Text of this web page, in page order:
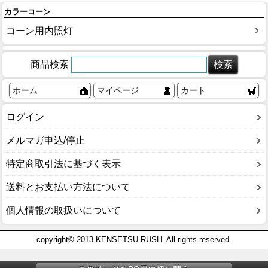
カラーコーン
コーン用内照灯
商品検索
ホーム マイページ カート
ログイン
メルマガ申込/停止
特定商取引法に基づく表示
送料とお支払い方法について
個人情報の取扱いについて
copyright© 2013 KENSETSU RUSH. All rights reserved.